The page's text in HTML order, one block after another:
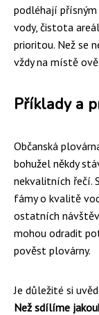
podléhají
vody, čistota
prioritou. Než se
vždy na místě
Příklady a
Občanská
bohužel někdy
nekvalitních řečí.
fámy o kvalitě
ostatních
mohou odradit
pověst plovárny.
Je důležité si
Než sdílíme